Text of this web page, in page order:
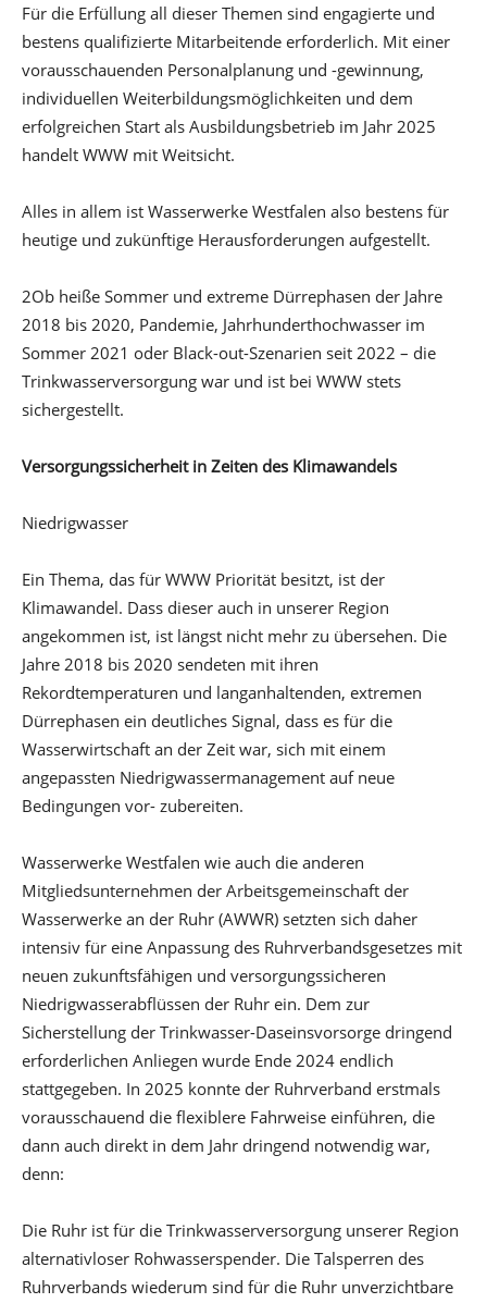
Für die Erfüllung all dieser Themen sind engagierte und
bestens qualifizierte Mitarbeitende erforderlich. Mit einer
vorausschauenden Personalplanung und -gewinnung,
individuellen Weiterbildungsmöglichkeiten und dem
erfolgreichen Start als Ausbildungsbetrieb im Jahr 2025
handelt WWW mit Weitsicht.
Alles in allem ist Wasserwerke Westfalen also bestens für
heutige und zukünftige Herausforderungen aufgestellt.
2Ob heiße Sommer und extreme Dürrephasen der Jahre
2018 bis 2020, Pandemie, Jahrhunderthochwasser im
Sommer 2021 oder Black-out-Szenarien seit 2022 – die
Trinkwasserversorgung war und ist bei WWW stets
sichergestellt.
Versorgungssicherheit in Zeiten des Klimawandels
Niedrigwasser
Ein Thema, das für WWW Priorität besitzt, ist der
Klimawandel. Dass dieser auch in unserer Region
angekommen ist, ist längst nicht mehr zu übersehen. Die
Jahre 2018 bis 2020 sendeten mit ihren
Rekordtemperaturen und langanhaltenden, extremen
Dürrephasen ein deutliches Signal, dass es für die
Wasserwirtschaft an der Zeit war, sich mit einem
angepassten Niedrigwassermanagement auf neue
Bedingungen vor- zubereiten.
Wasserwerke Westfalen wie auch die anderen
Mitgliedsunternehmen der Arbeitsgemeinschaft der
Wasserwerke an der Ruhr (AWWR) setzten sich daher
intensiv für eine Anpassung des Ruhrverbandsgesetzes mit
neuen zukunftsfähigen und versorgungssicheren
Niedrigwasserabflüssen der Ruhr ein. Dem zur
Sicherstellung der Trinkwasser-Daseinsvorsorge dringend
erforderlichen Anliegen wurde Ende 2024 endlich
stattgegeben. In 2025 konnte der Ruhrverband erstmals
vorausschauend die flexiblere Fahrweise einführen, die
dann auch direkt in dem Jahr dringend notwendig war,
denn:
Die Ruhr ist für die Trinkwasserversorgung unserer Region
alternativloser Rohwasserspender. Die Talsperren des
Ruhrverbands wiederum sind für die Ruhr unverzichtbare